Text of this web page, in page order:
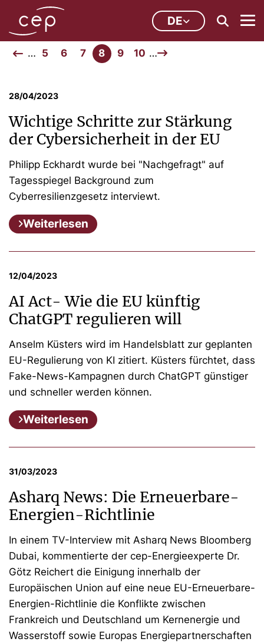
DE
… 5 6 7 8 9 10 …
28/04/2023
Wichtige Schritte zur Stärkung
der Cybersicherheit in der EU
Philipp Eckhardt wurde bei "Nachgefragt" auf
Tagesspiegel Background zum
Cyberresilienzgesetz interviewt.
Weiterlesen
12/04/2023
AI Act- Wie die EU künftig
ChatGPT regulieren will
Anselm Küsters wird im Handelsblatt zur geplanten
EU-Regulierung von KI zitiert. Küsters fürchtet, dass
Fake-News-Kampagnen durch ChatGPT günstiger
und schneller werden können.
Weiterlesen
31/03/2023
Asharq News: Die Erneuerbare-
Energien-Richtlinie
In einem TV-Interview mit Asharq News Bloomberg
Dubai, kommentierte der cep-Energieexperte Dr.
Götz Reichert die Einigung innerhalb der
Europäischen Union auf eine neue EU-Erneuerbare-
Energien-Richtlinie die Konflikte zwischen
Frankreich und Deutschland um Kernenergie und
Wasserstoff sowie Europas Energiepartnerschaften